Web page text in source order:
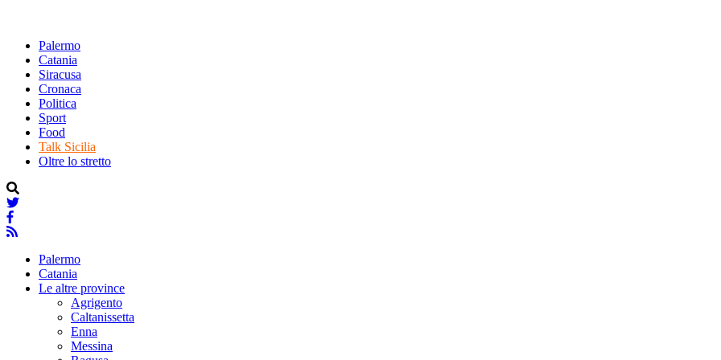
Palermo
Catania
Siracusa
Cronaca
Politica
Sport
Food
Talk Sicilia
Oltre lo stretto
Palermo
Catania
Le altre province
Agrigento
Caltanissetta
Enna
Messina